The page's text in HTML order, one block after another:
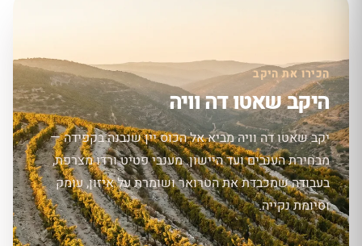
הכירו את היקב
היקב שאטו דה וויה
יקב שאטו דה וויה מביא אל הכוס יין שנבנה בקפידה —
מבחירת הענבים ועד היישון. מענבי פטיט ורדו מצרפת,
בעבודה שמכבדת את הטרואר ושומרת על איזון, עומק
וסיומת נקייה.